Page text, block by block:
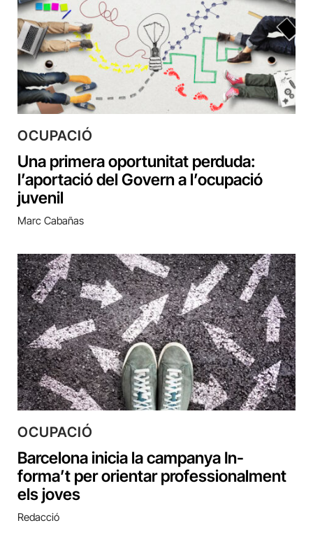
OCUPACIÓ
Una primera oportunitat perduda:
l’aportació del Govern a l’ocupació
juvenil
Marc Cabañas
OCUPACIÓ
Barcelona inicia la campanya In-
forma’t per orientar professionalment
els joves
Redacció